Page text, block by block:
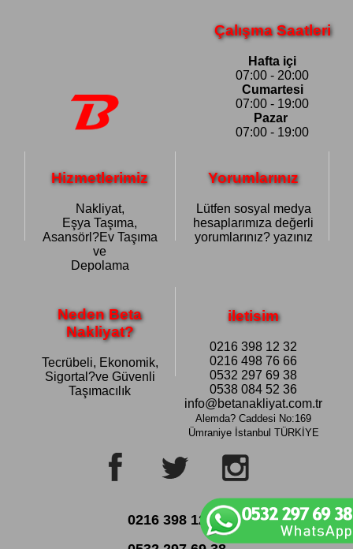
Çalışma Saatleri
Hafta içi
07:00 - 20:00
Cumartesi
07:00 - 19:00
Pazar
07:00 - 19:00
Hizmetlerimiz
Nakliyat,
Eşya Taşıma,
Asansörl?Ev Taşıma
ve
Depolama
Yorumlarınız
Lütfen sosyal medya
hesaplarımıza değerli
yorumlarınız? yazınız
Neden Beta
Nakliyat?
Tecrübeli, Ekonomik,
Sigortal?ve Güvenli
Taşımacılık
iletisim
0216 398 12 32
0216 498 76 66
0532 297 69 38
0538 084 52 36
info@betanakliyat.com.tr
Alemda? Caddesi No:169
Ümraniyeİstanbul TÜRKİYE
0216 398 12 32